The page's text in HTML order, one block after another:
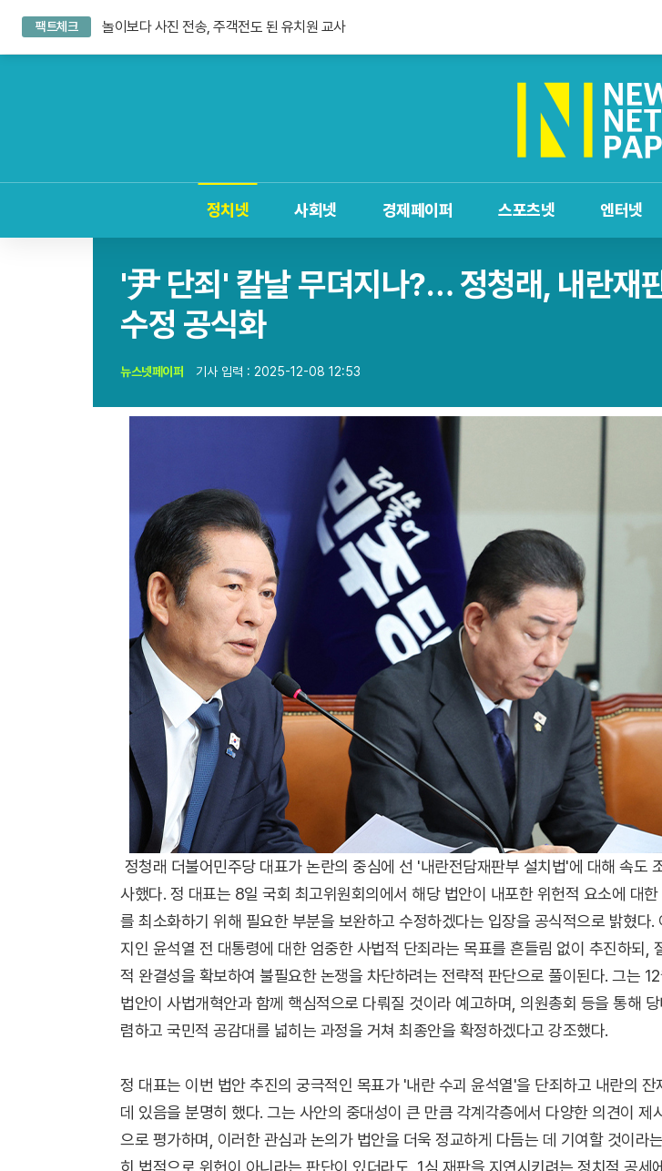
정치넷 사회넷 경제페이퍼 스포츠넷 엔터넷
팩트체크 놀이보다 사진 전송, 주객전도 된 유치원 교사
'尹 단죄' 칼날 무뎌지나?… 정청래, 내란재
수정 공식화
뉴스넷페이퍼 기사 입력 : 2025-12-08 12:53
정청래 더불어민주당 대표가 논란의 중심에 선 '내란전담재판부 설치법'에 대해 속도
사했다. 정 대표는 8일 국회 최고위원회의에서 해당 법안이 내포한 위헌적 요소에 대한
를 최소화하기 위해 필요한 부분을 보완하고 수정하겠다는 입장을 공식적으로 밝혔다.
지인 윤석열 전 대통령에 대한 엄중한 사법적 단죄라는 목표를 흔들림 없이 추진하되,
적 완결성을 확보하여 불필요한 논쟁을 차단하려는 전략적 판단으로 풀이된다. 그는 12
법안이 사법개혁안과 함께 핵심적으로 다뤄질 것이라 예고하며, 의원총회 등을 통해
렴하고 국민적 공감대를 넓히는 과정을 거쳐 최종안을 확정하겠다고 강조했다.
정 대표는 이번 법안 추진의 궁극적인 목표가 '내란 수괴 윤석열'을 단죄하고 내란의 잔
데 있음을 분명히 했다. 그는 사안의 중대성이 큰 만큼 각계각층에서 다양한 의견이 제
으로 평가하며, 이러한 관심과 논의가 법안을 더욱 정교하게 다듬는 데 기여할 것이라
히 법적으로 위헌이 아니라는 판단이 있더라도, 1심 재판을 지연시키려는 정치적 공세